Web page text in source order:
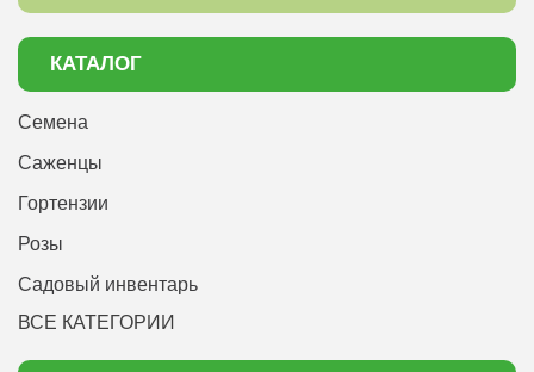
КАТАЛОГ
Семена
Саженцы
Гортензии
Розы
Садовый инвентарь
ВСЕ КАТЕГОРИИ